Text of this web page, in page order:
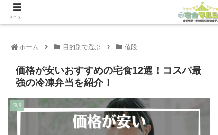
ホーム 目的別で選ぶ 値段
価格が安いおすすめの宅食12選！コスパ最
強の冷凍弁当を紹介！
値段
メニュー